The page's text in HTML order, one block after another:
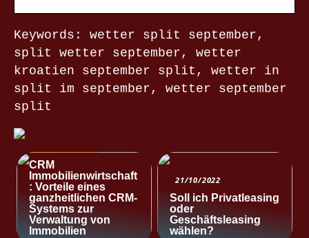
Keywords: wetter split september,
split wetter september, wetter
kroatien september split, wetter in
split im september, wetter september
split
CRM
Immobilienwirtschaft
: Vorteile eines
ganzheitlichen CRM-
Systems zur
Verwaltung von
Immobilien
21/10/2022
Soll ich Privatleasing
oder
Geschäftsleasing
wählen?